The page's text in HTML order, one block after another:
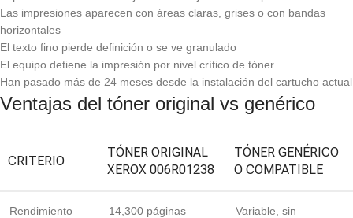
Las impresiones aparecen con áreas claras, grises o con bandas
horizontales
El texto fino pierde definición o se ve granulado
El equipo detiene la impresión por nivel crítico de tóner
Han pasado más de 24 meses desde la instalación del cartucho actual
Ventajas del tóner original vs genérico
CRITERIO
TÓNER ORIGINAL
XEROX 006R01238
TÓNER GENÉRICO
O COMPATIBLE
Rendimiento
14,300 páginas
Variable, sin